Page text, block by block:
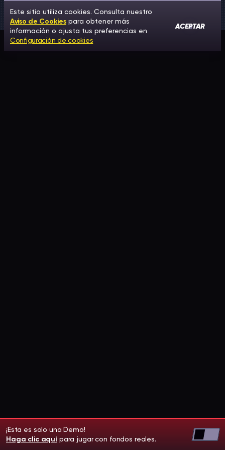
¡Esta es solo una Demo!
Haga clic aquí para jugar con fondos reales.
Este sitio utiliza cookies. Consulta nuestro
Aviso de Cookiespara obtener más
información o ajusta tus preferencias en
Configuración de cookies
ACEPTAR